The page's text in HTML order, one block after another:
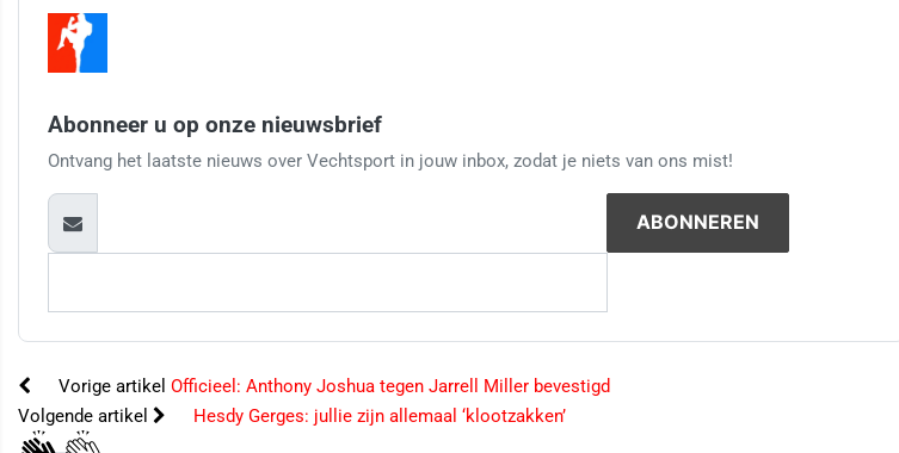
Abonneer u op onze nieuwsbrief
Ontvang het laatste nieuws over Vechtsport in jouw inbox, zodat je niets van ons mist!
Vorige artikel Officieel: Anthony Joshua tegen Jarrell Miller bevestigd
Volgende artikel
Hesdy Gerges: jullie zijn allemaal ‘klootzakken’